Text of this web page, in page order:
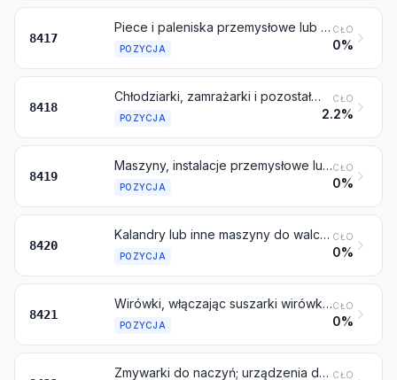
8417
Piece i paleniska przemysłowe lub laboratoryjne, włączając piece do spopielania, nieelektryczne
POZYCJA
CŁO
0%
8418
Chłodziarki, zamrażarki i pozostałe urządzenia chłodzące lub zamrażające, elektryczne lub inne; pompy cieplne inne niż klimatyzatory objęte pozycją 8415
POZYCJA
CŁO
2.2%
8419
Maszyny, instalacje przemysłowe lub urządzenia laboratoryjne, nawet ogrzewane elektrycznie (z wyłączeniem pieców, piekarników i pozostałych urządzeń objętych pozycją 8514), do obróbki materiałów w procesach wymagających zmiany temperatury, takich jak: grzanie, gotowanie, prażenie, destylowanie, rektyfikowanie, sterylizowanie, pasteryzowanie, poddawanie działaniu pary wodnej, suszenie, odparowywanie, parowanie, skraplanie lub chłodzenie, inne niż urządzenia lub instalacje w rodzaju stosowanych do celów domowych; urządzenia do podgrzewania wody przepływowe lub pojemnościowe, nieelektryczne
POZYCJA
CŁO
0%
8420
Kalandry lub inne maszyny do walcowania, nieprzeznaczone do obróbki metali lub szkła, oraz walce do tych urządzeń
POZYCJA
CŁO
0%
8421
Wirówki, włączając suszarki wirówkowe; urządzenia i aparatura do filtrowania lub oczyszczania cieczy lub gazów
POZYCJA
CŁO
0%
Zmywarki do naczyń; urządzenia do czyszczenia lub suszenia butelek lub innych pojemników; urządzenia do napełniania, zamykania, uszczelniania lub etykietowania butelek, tubek, puszek, pudełek, worków lub innych pojemników; urządzenia do kapslowania butelek, słoików lub podobnych pojemników; pozostałe urządzenia do pakowania lub paczkowania (włączając urządzenia do pakowania termokurczliwego); urządzenia do gazowania napojów CŁO